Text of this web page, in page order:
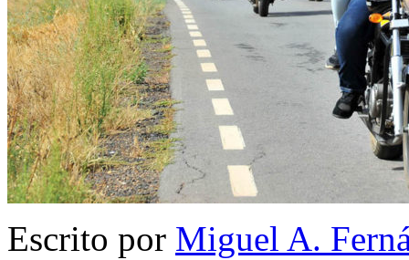
Escrito por Miguel A.